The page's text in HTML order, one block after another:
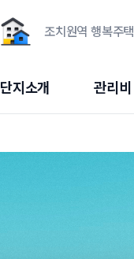
조치원역 행복주택
단지소개 관리비